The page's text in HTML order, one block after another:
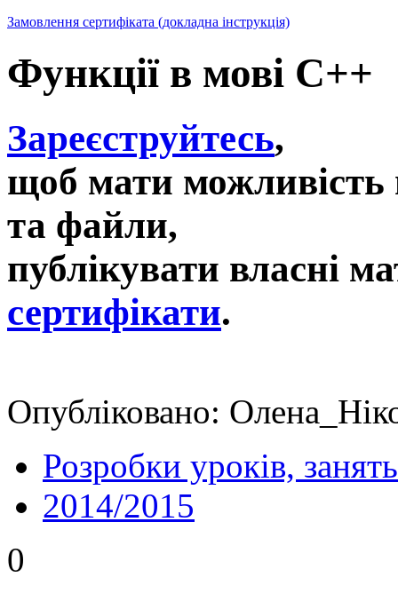
Замовлення сертифіката (докладна інструкція)
Функції в мові С++
Зареєструйтесь,
щоб мати можливість
та файли,
публікувати власні
сертифікати.
Опубліковано:
Розробки уроків, занять
2014/2015
0